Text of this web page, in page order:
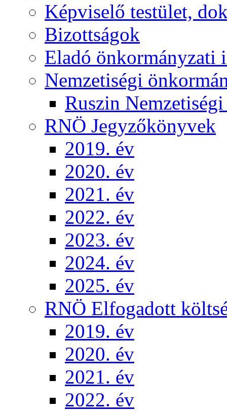
Képviselő testület,
Bizottságok
Eladó önkormányzati
Nemzetiségi
Ruszin
RNÖ Jegyzőkönyvek
2019. év
2020. év
2021. év
2022. év
2023. év
2024. év
2025. év
RNÖ Elfogadott
2019. év
2020. év
2021. év
2022. év